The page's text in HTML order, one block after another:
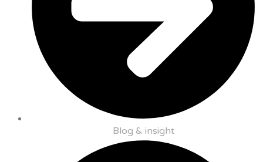
Blog & insight